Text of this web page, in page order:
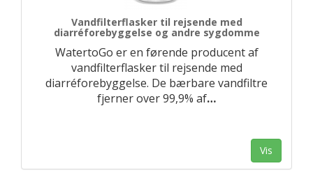
Vandfilterflasker til rejsende med
diarréforebyggelse og andre sygdomme
WatertoGo er en førende producent af
vandfilterflasker til rejsende med
diarréforebyggelse. De bærbare vandfiltre
fjerner over 99,9% af…
Vis